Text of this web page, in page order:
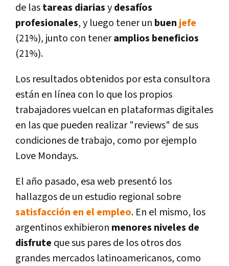
de lastareas diariasydesafí­os
profesionales, y luego tener un buenjefe
(21%), junto con teneramplios beneficios
(21%).
Los resultados obtenidos por esta consultora
están en lí­nea con lo que los propios
trabajadores vuelcan en plataformas digitales
en las que pueden realizar "reviews" de sus
condiciones de trabajo, como por ejemplo
Love Mondays.
El año pasado, esa web presentó los
hallazgos de un estudio regional sobre
satisfacción en el empleo. En el mismo, los
argentinos exhibieron menores niveles de
disfrute que sus pares de los otros dos
grandes mercados latinoamericanos, como